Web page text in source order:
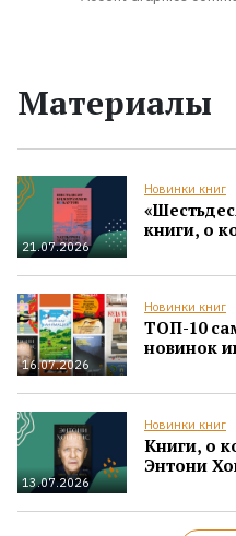
Материалы
21.07.2026
Новинки книг
книги, о
16.07.2026
Новинки книг
ТОП-10
новинок
13.07.2026
Новинки книг
Книги, о
Энтони